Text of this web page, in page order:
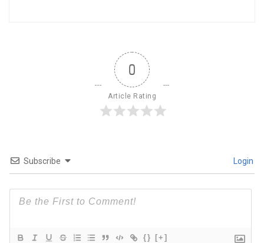
0
Article Rating
Subscribe Login
{} [+]